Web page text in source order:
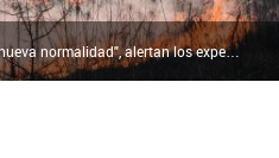
Los incendios extremos serán la "nueva normalidad", alertan los expertos | Pexels